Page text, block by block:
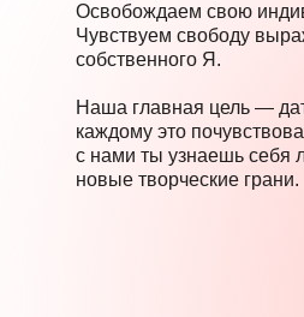
Освобождаем свою
Чувствуем свободу
собственного Я.
Наша главная цель —
каждому это
с нами ты узнаешь себя
новые творческие грани.